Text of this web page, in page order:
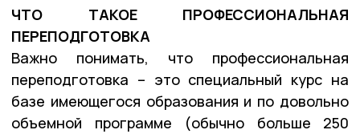
ЧТО ТАКОЕ ПРОФЕССИОНАЛЬНАЯ
ПЕРЕПОДГОТОВКА
Важно понимать, что профессиональная
переподготовка – это специальный курс на
базе имеющегося образования и по довольно
объемной программе (обычно больше 250